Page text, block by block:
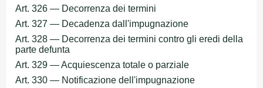
Art. 326 — Decorrenza dei termini
Art. 327 — Decadenza dall'impugnazione
Art. 328 — Decorrenza dei termini contro gli eredi della
parte defunta
Art. 329 — Acquiescenza totale o parziale
Art. 330 — Notificazione dell'impugnazione